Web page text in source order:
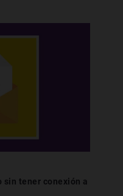
sin tener conexión a